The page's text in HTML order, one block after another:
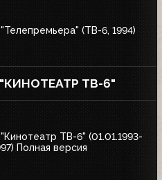
(ТВ-6, 1994)
ТВ-6"
ТВ-6" (01.01.1993-
Полная версия